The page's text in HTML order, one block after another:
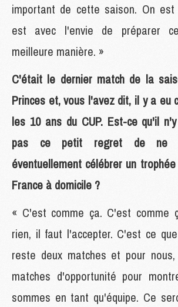
important de cette saison. On
est avec l'envie de préparer
meilleure manière. »
C'était le dernier match de la
Princes et, vous l'avez dit, il y a eu
les 10 ans du CUP. Est-ce qu'il
pas ce petit regret de ne
éventuellement célébrer un
France à domicile ?
« C'est comme ça. C'est comme
rien, il faut l'accepter. C'est ce
reste deux matches et pour
matches d'opportunité pour
sommes en tant qu'équipe. Ce